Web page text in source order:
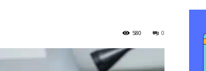
0
580